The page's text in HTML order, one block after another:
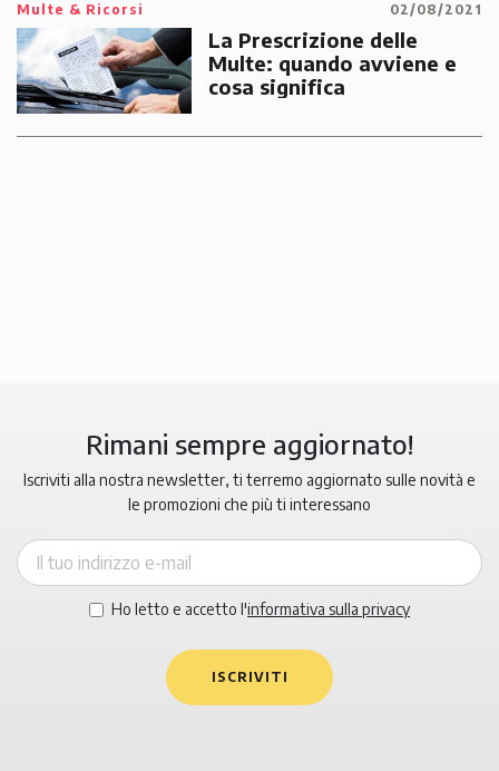
Multe & Ricorsi 02/08/2021
La Prescrizione delle
Multe: quando avviene e
cosa significa
Rimani sempre aggiornato!
Iscriviti alla nostra newsletter, ti terremo aggiornato sulle novità e
le promozioni che più ti interessano
Ho letto e accetto l'informativa sulla privacy
ISCRIVITI